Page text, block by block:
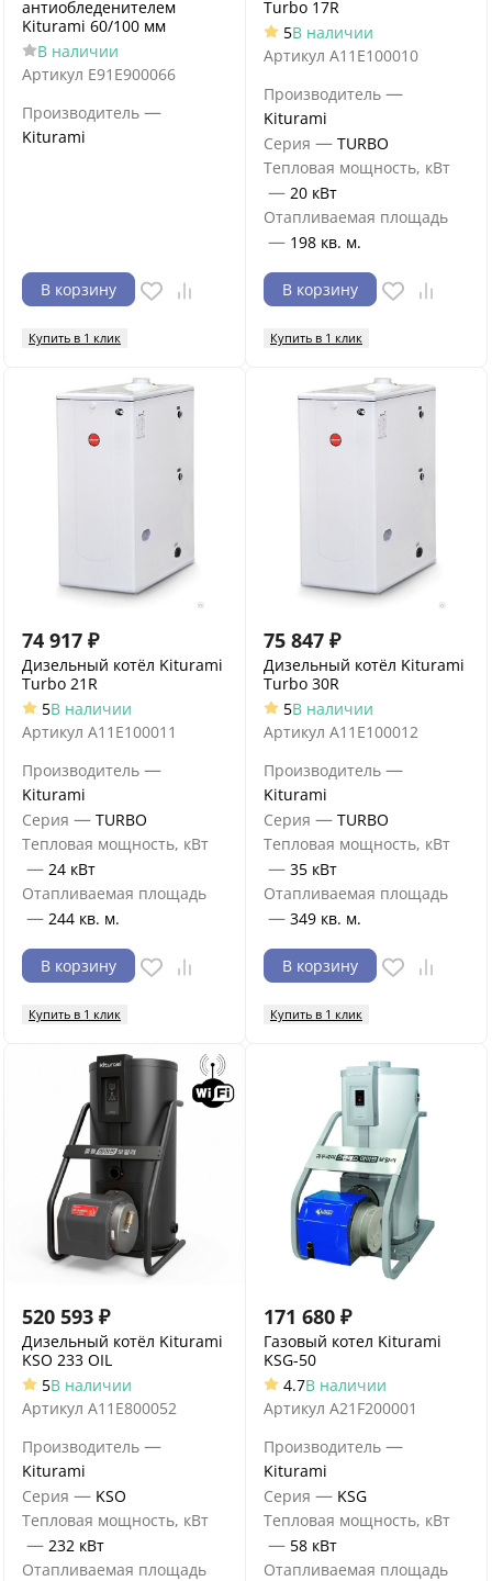
антиобледенителем
Kiturami 60/100 мм
В наличии
Артикул E91E900066
Производитель —
Kiturami
В корзину
Купить в 1 клик
Turbo 17R
5В наличии
Артикул A11E100010
Производитель —
Kiturami
Серия — TURBO
Тепловая мощность, кВт
— 20 кВт
Отапливаемая площадь
— 198 кв. м.
В корзину
Купить в 1 клик
74 917 ₽
Дизельный котёл Kiturami
Turbo 21R
5В наличии
Артикул A11E100011
Производитель —
Kiturami
Серия — TURBO
Тепловая мощность, кВт
— 24 кВт
Отапливаемая площадь
— 244 кв. м.
В корзину
Купить в 1 клик
75 847 ₽
Дизельный котёл Kiturami
Turbo 30R
5В наличии
Артикул A11E100012
Производитель —
Kiturami
Серия — TURBO
Тепловая мощность, кВт
— 35 кВт
Отапливаемая площадь
— 349 кв. м.
В корзину
Купить в 1 клик
520 593 ₽
Дизельный котёл Kiturami
KSO 233 OIL
5В наличии
Артикул A11E800052
Производитель —
Kiturami
Серия — KSO
Тепловая мощность, кВт
— 232 кВт
Отапливаемая площадь
171 680 ₽
Газовый котел Kiturami
KSG-50
4.7В наличии
Артикул A21F200001
Производитель —
Kiturami
Серия — KSG
Тепловая мощность, кВт
— 58 кВт
Отапливаемая площадь